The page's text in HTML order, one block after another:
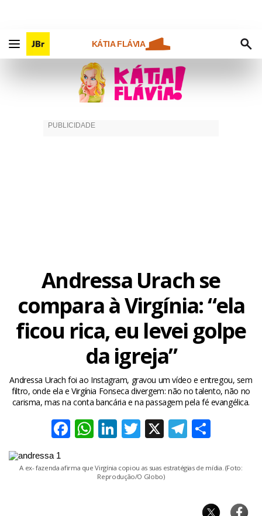
KÁTIA FLÁVIA
Andressa Urach se
compara à Virgínia: “ela
ficou rica, eu levei golpe
da igreja”
Andressa Urach foi ao Instagram, gravou um vídeo e entregou, sem
filtro, onde ela e Virgínia Fonseca divergem: não no talento, não no
carisma, mas na conta bancária e na passagem pela fé evangélica.
Facebook
WhatsApp
LinkedIn
Twitter
X
A ex- fazenda afirma que Virgínia copiou as suas estratégias de mídia. (Foto:
Reprodução/O Globo)